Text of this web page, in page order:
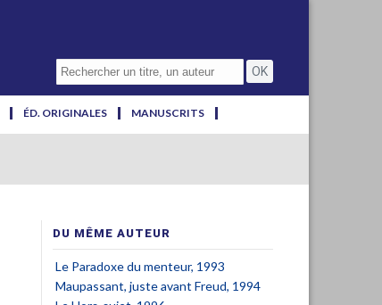
ÉD. ORIGINALES
MANUSCRITS
DU MÊME AUTEUR
Le Paradoxe du menteur, 1993
Maupassant, juste avant Freud, 1994